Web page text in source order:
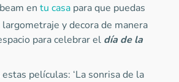
en tu casa para que puedas
y decora de manera
para celebrar el día de la
películas: ‘La sonrisa de la